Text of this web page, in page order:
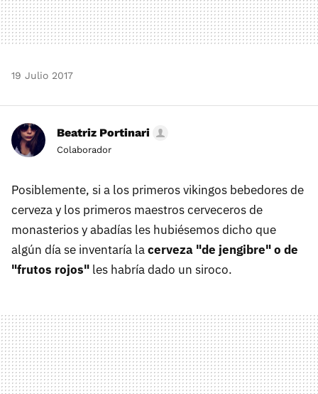
19 Julio 2017
Beatriz Portinari
Colaborador
Posiblemente, si a los primeros vikingos bebedores de
cerveza y los primeros maestros cerveceros de
monasterios y abadías les hubiésemos dicho que
algún día se inventaría lacerveza "de jengibre" o de
"frutos rojos" les habría dado un siroco.